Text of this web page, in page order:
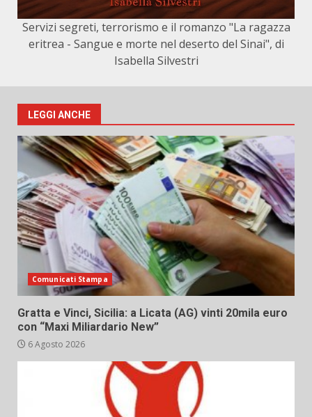
Servizi segreti, terrorismo e il romanzo "La ragazza
eritrea - Sangue e morte nel deserto del Sinai", di
Isabella Silvestri
LEGGI ANCHE
Comunicati Stampa
Gratta e Vinci, Sicilia: a Licata (AG) vinti 20mila euro
con “Maxi Miliardario New”
6 Agosto 2026